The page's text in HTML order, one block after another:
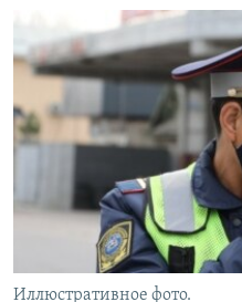
Иллюстративное фото.